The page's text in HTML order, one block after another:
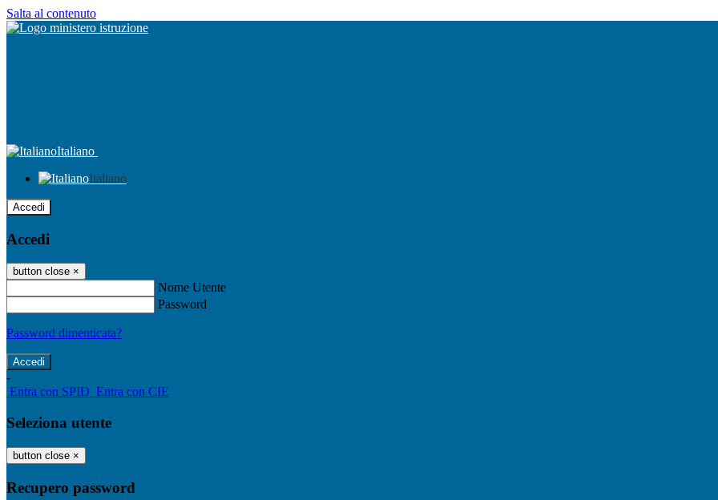
Salta al contenuto
Italiano
Italiano
Accedi
Accedi
button close ×
Nome Utente
Password
Password dimenticata?
-
Entra con SPID Entra con CIE
Seleziona utente
button close ×
Recupero password